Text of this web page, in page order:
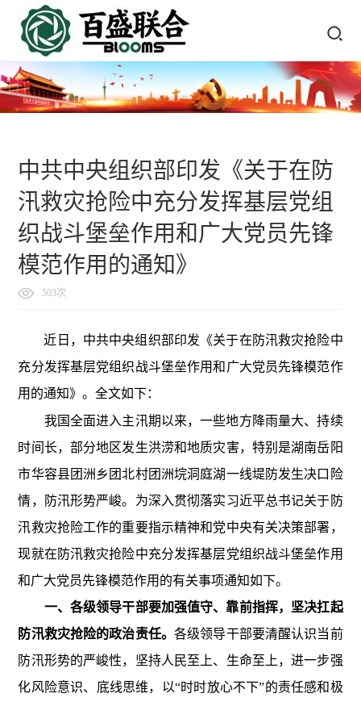
中共中央组织部印发《关于在防
汛救灾抢险中充分发挥基层党组
织战斗堡垒作用和广大党员先锋
模范作用的通知》
503次
近日，中共中央组织部印发《关于在防汛救灾抢险中
充分发挥基层党组织战斗堡垒作用和广大党员先锋模范作
用的通知》。全文如下：
我国全面进入主汛期以来，一些地方降雨量大、持续
时间长，部分地区发生洪涝和地质灾害，特别是湖南岳阳
市华容县团洲乡团北村团洲垸洞庭湖一线堤防发生决口险
情，防汛形势严峻。为深入贯彻落实习近平总书记关于防
汛救灾抢险工作的重要指示精神和党中央有关决策部署，
现就在防汛救灾抢险中充分发挥基层党组织战斗堡垒作用
和广大党员先锋模范作用的有关事项通知如下。
一、各级领导干部要加强值守、靠前指挥，坚决扛起
防汛救灾抢险的政治责任。 各级领导干部要清醒认识当前
防汛形势的严峻性，坚持人民至上、生命至上，进一步强
化风险意识、底线思维，以“时时放心不下”的责任感和极